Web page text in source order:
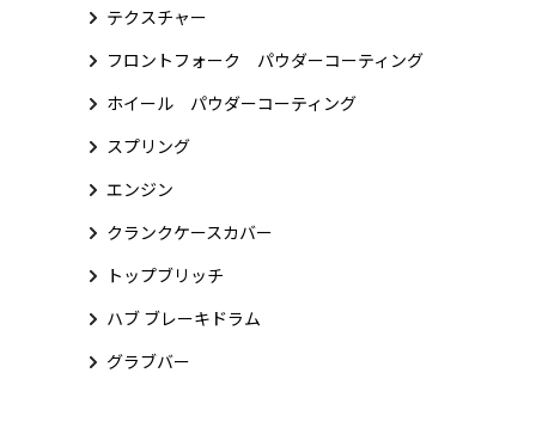
テクスチャー
フロントフォーク パウダーコーティング
ホイール パウダーコーティング
スプリング
エンジン
クランクケースカバー
トップブリッチ
ハブ ブレーキドラム
グラブバー